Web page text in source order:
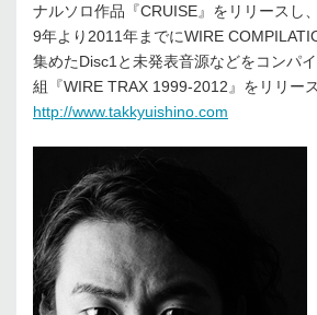
ナルソロ作品『CRUISE』をリリースし
9年より2011年までにWIRE
集めたDisc1と未発表音源などをコンパ
組『WIRE TRAX 1999-2012』をリリース
http://www.takkyuishino.com